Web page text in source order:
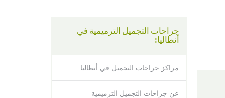
جراحات التجميل الترميمية في
أنطاليا:
مراكز جراحات التجميل في أنطاليا
عن جراحات التجميل الترميمية